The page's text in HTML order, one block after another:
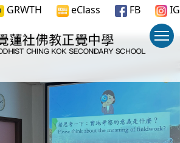
GRWTH eClass FB IG